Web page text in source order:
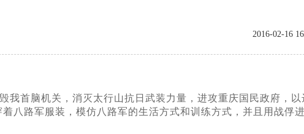
2016-02-16
我首脑机关，消灭太行山抗日武装力量，进攻重庆国民政府，以
八路军服装，模仿八路军的生活方式和训练方式，并且用战俘